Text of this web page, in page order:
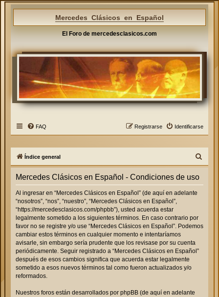
Mercedes Clásicos en Español
El Foro de mercedesclasicos.com
FAQ Identificarse
Registrarse
Índice general
u
Mercedes Clásicos en Español - Condiciones de uso
Al ingresar en “Mercedes Clásicos en Español” (de aquí en adelante
“nosotros”, “nos”, “nuestro”, “Mercedes Clásicos en Español”,
“https://mercedesclasicos.com/phpbb”), usted acuerda estar
legalmente sometido a los siguientes términos. En caso contrario por
favor no se registre y/o use “Mercedes Clásicos en Español”. Podemos
cambiar estos términos en cualquier momento e intentaríamos
avisarle, sin embargo sería prudente que los revisase por su cuenta
periódicamente. Seguir registrado a “Mercedes Clásicos en Español”
después de esos cambios significa que acuerda estar legalmente
sometido a esos nuevos términos tal como fueron actualizados y/o
reformados.
Nuestros foros están desarrollados por phpBB (de aquí en adelante